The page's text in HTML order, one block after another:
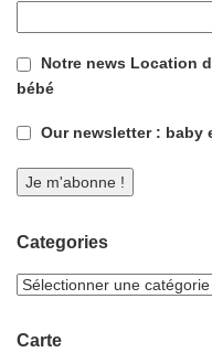
Notre news Location
bébé
Our newsletter : baby
Categories
Carte